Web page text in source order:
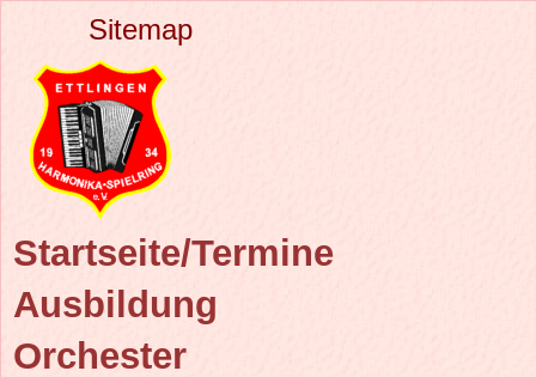
Sitemap
Startseite/Termine
Ausbildung
Orchester